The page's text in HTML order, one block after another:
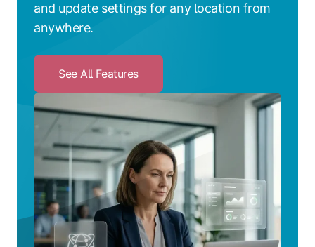
and update settings for any location from
anywhere.
See All FeaturesClick
to
All
Features